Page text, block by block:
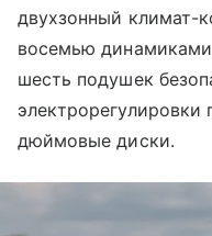
двухзонный климат-
восемью
шесть подушек
электрорегулировки
дюймовые диски.